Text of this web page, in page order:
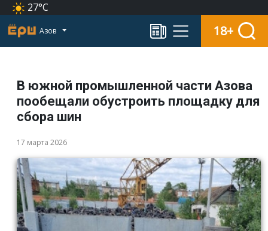
27°C
Азов 18+
В южной промышленной части Азова
пообещали обустроить площадку для
сбора шин
17 марта 2026